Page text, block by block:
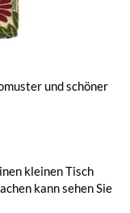
und schöner
kleinen Tisch
kann sehen Sie